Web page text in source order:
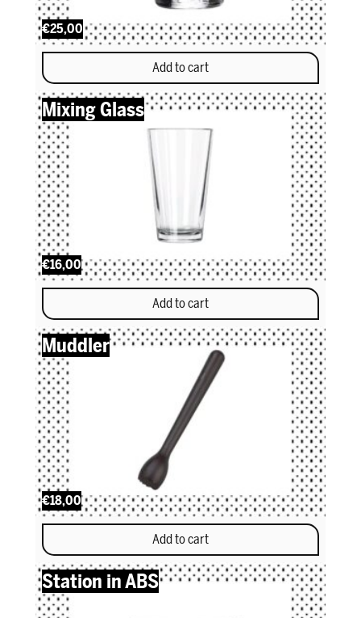
€25,00
Add to cart
Mixing Glass
€16,00
Add to cart
Muddler
€18,00
Add to cart
Station in ABS